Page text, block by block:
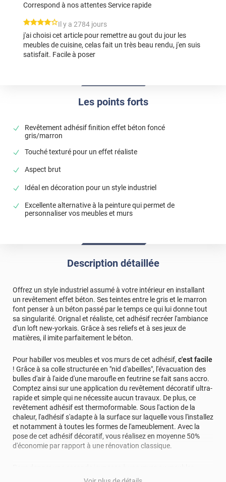
Les points forts
Revêtement adhésif finition effet béton foncé
gris/marron
Touché texturé pour un effet réaliste
Aspect brut
Idéal en décoration pour un style industriel
Excellente alternative à la peinture qui permet de
personnaliser vos meubles et murs
Correspond à nos attentes Service rapide
*****Il y a 2784 jours
j'ai choisi cet article pour remettre au gout du jour les
meubles de cuisine, celas fait un très beau rendu, j'en suis
satisfait. Facile à poser
Description détaillée
Offrez un style industriel assumé à votre intérieur en installant
un revêtement effet béton. Ses teintes entre le gris et le marron
font penser à un béton passé par le temps ce qui lui donne tout
sa singularité. Orignal et réaliste, cet adhésif recréer l'ambiance
d'un loft new-yorkais. Grâce à ses reliefs et à ses jeux de
matières, il imite parfaitement le béton.
Pour habiller vos meubles et vos murs de cet adhésif, c'est facile
! Grâce à sa colle structurée en "nid d'abeilles", l'évacuation des
bulles d'air à l'aide d'une maroufle en feutrine se fait sans accro.
Comptez ainsi sur une application du revêtement décoratif ultra-
rapide et simple qui ne nécessite aucun travaux. De plus, ce
revêtement adhésif est thermoformable. Sous l'action de la
chaleur, l'adhésif s'adapte à la surface sur laquelle vous l'installez
et notamment à toutes les formes de l'ameublement. Avec la
pose de cet adhésif décoratif, vous réalisez en moyenne 50%
d'économie par rapport à une rénovation classique.
comptez sur ce vinyl de haute qualité avec une excellente